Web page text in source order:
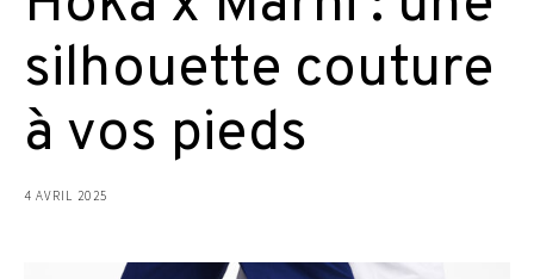
silhouette couture
à vos pieds
4 AVRIL 2025